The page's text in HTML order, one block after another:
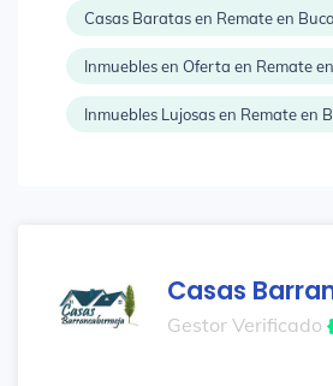
Casas Baratas en Remate en
Inmuebles en Oferta en Remate
Inmuebles Lujosas en Remate en
Casas
Gestor Verificado